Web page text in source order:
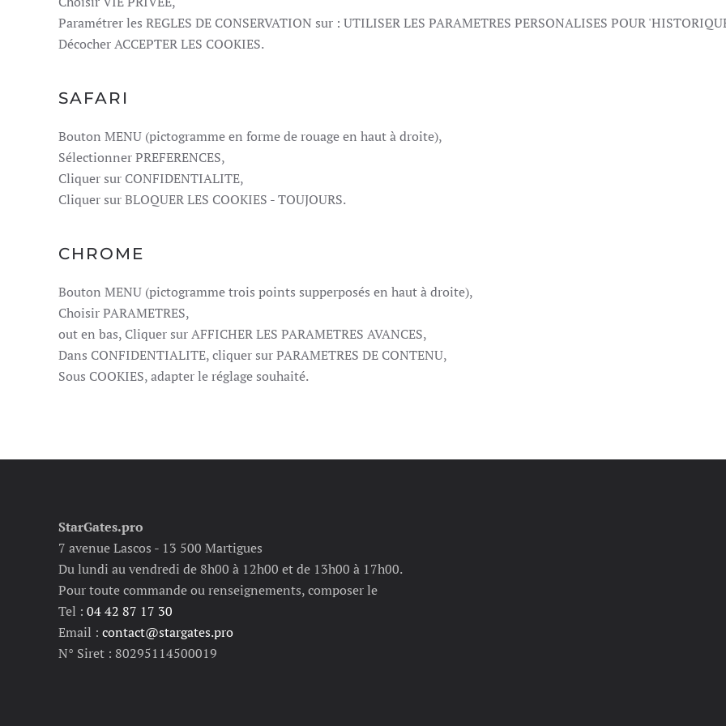
Paramétrer les REGLES DE CONSERVATION sur : UTILISER LES PARAMETRES PERSONALISES POUR
Décocher ACCEPTER LES COOKIES.
SAFARI
Bouton MENU (pictogramme en forme de rouage en haut à droite),
Sélectionner PREFERENCES,
Cliquer sur CONFIDENTIALITE,
Cliquer sur BLOQUER LES COOKIES - TOUJOURS.
CHROME
Bouton MENU (pictogramme trois points supperposés en haut à droite),
Choisir PARAMETRES,
out en bas, Cliquer sur AFFICHER LES PARAMETRES AVANCES,
Dans CONFIDENTIALITE, cliquer sur PARAMETRES DE CONTENU,
Sous COOKIES, adapter le réglage souhaité.
StarGates.pro
7 avenue Lascos - 13 500 Martigues
Du lundi au vendredi de 8h00 à 12h00 et de 13h00 à 17h00.
Pour toute commande ou renseignements, composer le
Tel : 04 42 87 17 30
Email : contact@stargates.pro
N° Siret : 80295114500019